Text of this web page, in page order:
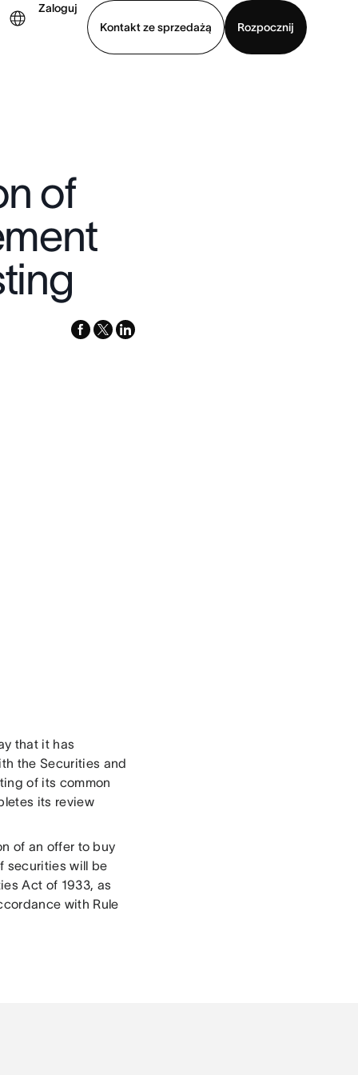
Zaloguj
Kontakt ze sprzedażą
Rozpocznij
of
facebook
x-
linkedin
that it has
the Securities and
of its common
its review
of an offer to buy
securities will be
Act of 1933, as
with Rule